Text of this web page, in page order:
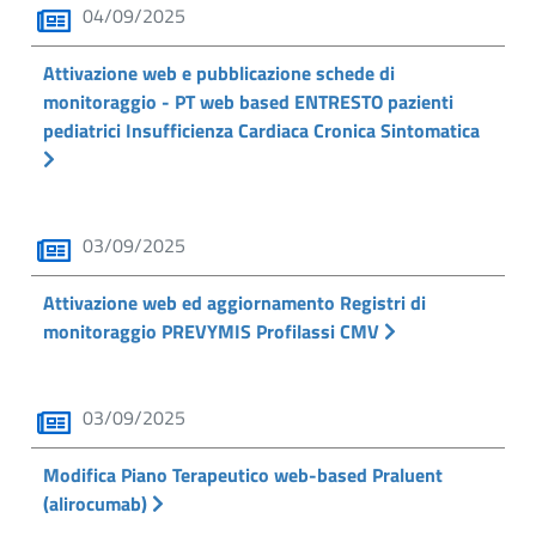
04/09/2025
Attivazione web e pubblicazione schede di
monitoraggio - PT web based ENTRESTO pazienti
pediatrici Insufficienza Cardiaca Cronica Sintomatica
03/09/2025
Attivazione web ed aggiornamento Registri di
monitoraggio PREVYMIS Profilassi CMV
03/09/2025
Modifica Piano Terapeutico web-based Praluent
(alirocumab)